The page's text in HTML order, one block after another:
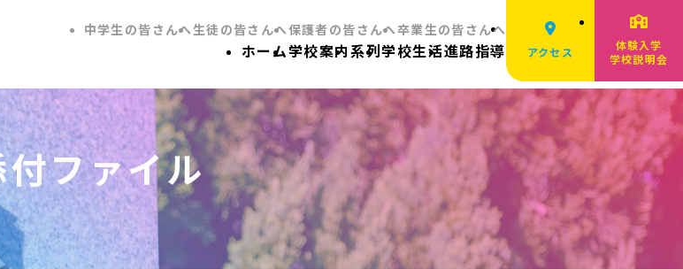
中学生の皆さんへ生徒の皆さんへ保護者の皆さんへ卒業生の皆さんへ
ホーム 学校案内 系列学校生活進路指導 アクセス
体験入学
学校説明会
付ファイル